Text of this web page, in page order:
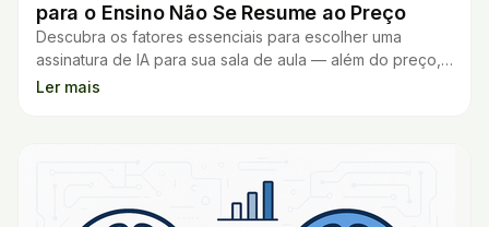
para o Ensino Não Se Resume ao Preço
Descubra os fatores essenciais para escolher uma
assinatura de IA para sua sala de aula — além do preço,
foco nos recursos que realmente importam ao professor.
Ler mais